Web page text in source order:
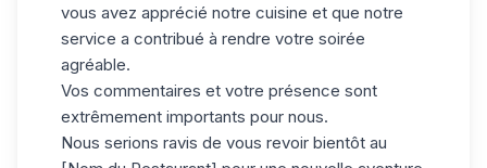
vous avez apprécié notre cuisine et que notre
service a contribué à rendre votre soirée
agréable.
Vos commentaires et votre présence sont
extrêmement importants pour nous.
Nous serions ravis de vous revoir bientôt au